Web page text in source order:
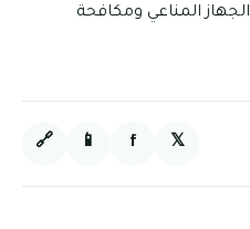
المناعي ومكافحة
𝕏
f
📱
🔗